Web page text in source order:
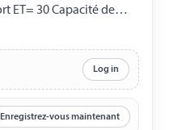
ET= 30 Capacité de
Log in
Enregistrez-vous maintenant